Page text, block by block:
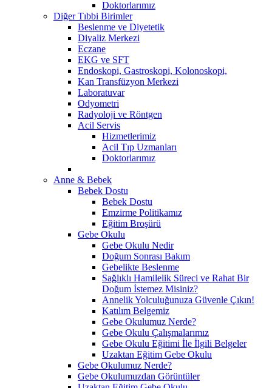
Doktorlarımız
Diğer Tıbbi Birimler
Beslenme ve Diyetetik
Diyaliz Merkezi
Eczane
EKG ve SFT
Endoskopi, Gastroskopi, Kolonoskopi,
Kan Transfüzyon Merkezi
Laboratuvar
Odyometri
Radyoloji ve Röntgen
Acil Servis
Hizmetlerimiz
Acil Tıp Uzmanları
Doktorlarımız
Anne & Bebek
Bebek Dostu
Bebek Dostu
Emzirme Politikamız
Eğitim Broşürü
Gebe Okulu
Gebe Okulu Nedir
Doğum Sonrası Bakım
Gebelikte Beslenme
Sağlıklı Hamilelik Süreci ve Rahat Bir
Doğum İstemez Misiniz?
Annelik Yolculuğunuza Güvenle Çıkın!
Katılım Belgemiz
Gebe Okulumuz Nerde?
Gebe Okulu Çalışmalarımız
Gebe Okulu Eğitimi İle İlgili Belgeler
Uzaktan Eğitim Gebe Okulu
Gebe Okulumuz Nerde?
Gebe Okulumuzdan Görüntüler